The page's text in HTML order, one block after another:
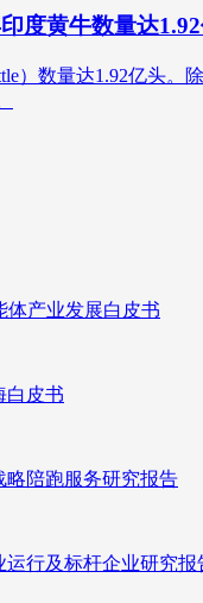
度黄牛数量达
）数量达1.92亿头。
体产业发展白皮书
白皮书
略陪跑服务研究报告
运行及标杆企业研究报